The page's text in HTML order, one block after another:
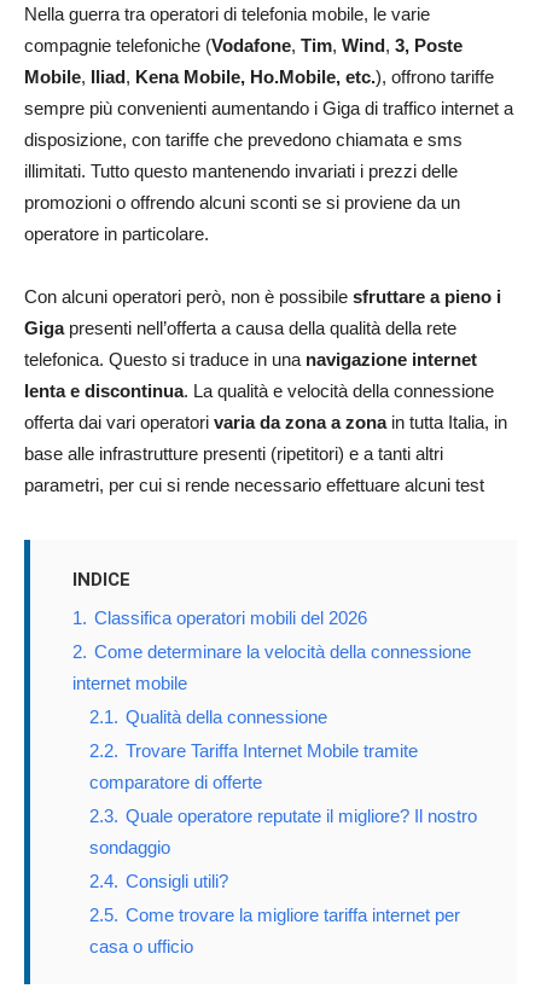
Nella guerra tra operatori di telefonia mobile, le varie
compagnie telefoniche (Vodafone, Tim, Wind, 3, Poste
Mobile, Iliad, Kena Mobile, Ho.Mobile, etc.), offrono tariffe
sempre più convenienti aumentando i Giga di traffico internet a
disposizione, con tariffe che prevedono chiamata e sms
illimitati. Tutto questo mantenendo invariati i prezzi delle
promozioni o offrendo alcuni sconti se si proviene da un
operatore in particolare.
Con alcuni operatori però, non è possibile sfruttare a pieno i
Gigapresenti nell’offerta a causa della qualità della rete
telefonica. Questo si traduce in una navigazione internet
lenta e discontinua. La qualità e velocità della connessione
offerta dai vari operatori varia da zona a zonain tutta Italia, in
base alle infrastrutture presenti (ripetitori) e a tanti altri
parametri, per cui si rende necessario effettuare alcuni test
INDICE
1. Classifica operatori mobili del 2026
2. Come determinare la velocità della connessione
internet mobile
2.1. Qualità della connessione
2.2. Trovare Tariffa Internet Mobile tramite
comparatore di offerte
2.3. Quale operatore reputate il migliore? Il nostro
sondaggio
2.4. Consigli utili?
2.5. Come trovare la migliore tariffa internet per
casa o ufficio